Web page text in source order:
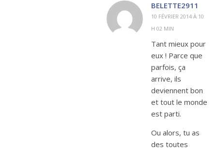
BELETTE2911
10 FÉVRIER 2014 À 10
H 02 MIN
Tant mieux pour
eux ! Parce que
parfois, ça
arrive, ils
deviennent bon
et tout le monde
est parti.
Ou alors, tu as
des toutes